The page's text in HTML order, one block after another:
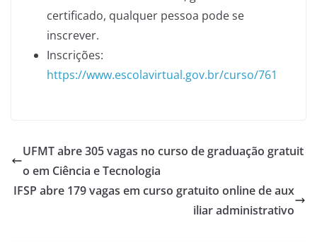
certificado, qualquer pessoa pode se
inscrever.
Inscrições:
https://www.escolavirtual.gov.br/curso/761
UFMT abre 305 vagas no curso de graduação gratuit
o em Ciência e Tecnologia
IFSP abre 179 vagas em curso gratuito online de aux
iliar administrativo